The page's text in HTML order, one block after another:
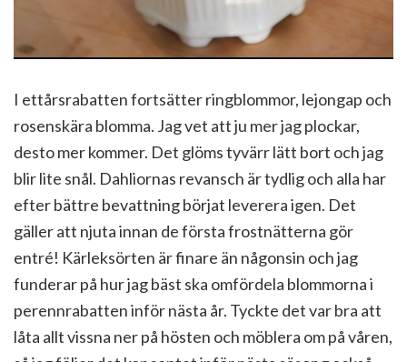
I ettårsrabatten fortsätter ringblommor, lejongap och
rosenskära blomma. Jag vet att ju mer jag plockar,
desto mer kommer. Det glöms tyvärr lätt bort och jag
blir lite snål. Dahliornas revansch är tydlig och alla har
efter bättre bevattning börjat leverera igen. Det
gäller att njuta innan de första frostnätterna gör
entré! Kärleksörten är finare än någonsin och jag
funderar på hur jag bäst ska omfördela blommorna i
perennrabatten inför nästa år. Tyckte det var bra att
låta allt vissna ner på hösten och möblera om på våren,